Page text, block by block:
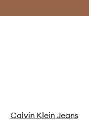
Calvin Klein Jeans